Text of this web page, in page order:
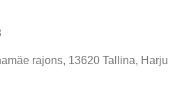
rajons, 13620 Tallina, Harju